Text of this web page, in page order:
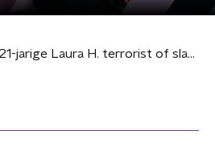
VIDEO: Is de 21-jarige Laura H. terrorist of slachtoffer?